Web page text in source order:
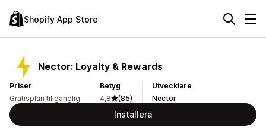
Shopify App Store
Nector: Loyalty & Rewards
Priser
Gratisplan tillgänglig
Betyg
4,8
(85)
Utvecklare
Nector
Installera